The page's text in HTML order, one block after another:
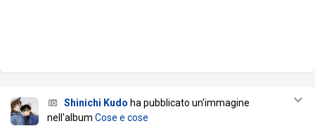
Shinichi Kudo ha pubblicato un'immagine
nell'album Cose e cose